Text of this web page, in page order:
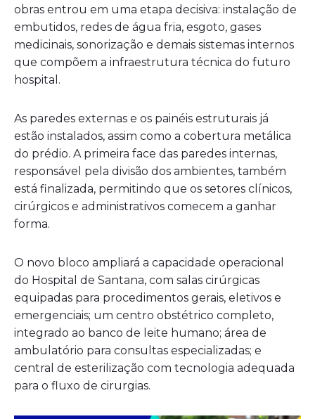
obras entrou em uma etapa decisiva: instalação de
embutidos, redes de água fria, esgoto, gases
medicinais, sonorização e demais sistemas internos
que compõem a infraestrutura técnica do futuro
hospital.
As paredes externas e os painéis estruturais já
estão instalados, assim como a cobertura metálica
do prédio. A primeira face das paredes internas,
responsável pela divisão dos ambientes, também
está finalizada, permitindo que os setores clínicos,
cirúrgicos e administrativos comecem a ganhar
forma.
O novo bloco ampliará a capacidade operacional
do Hospital de Santana, com salas cirúrgicas
equipadas para procedimentos gerais, eletivos e
emergenciais; um centro obstétrico completo,
integrado ao banco de leite humano; área de
ambulatório para consultas especializadas; e
central de esterilização com tecnologia adequada
para o fluxo de cirurgias.